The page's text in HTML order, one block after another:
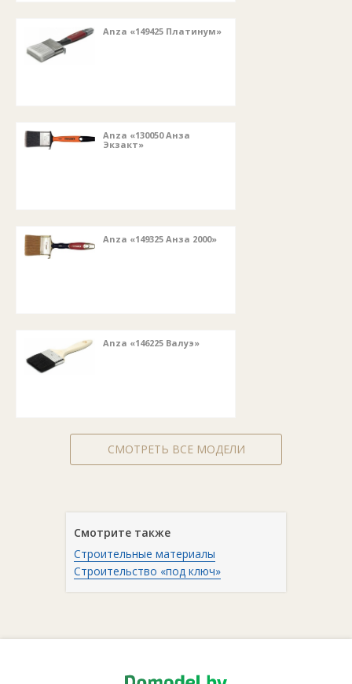
Anza «149425 Платинум»
Anza «130050 Анза
Экзакт»
Anza «149325 Анза 2000»
Anza «146225 Валуэ»
СМОТРЕТЬ ВСЕ МОДЕЛИ
Смотрите также
Строительные материалы
Строительство «под ключ»